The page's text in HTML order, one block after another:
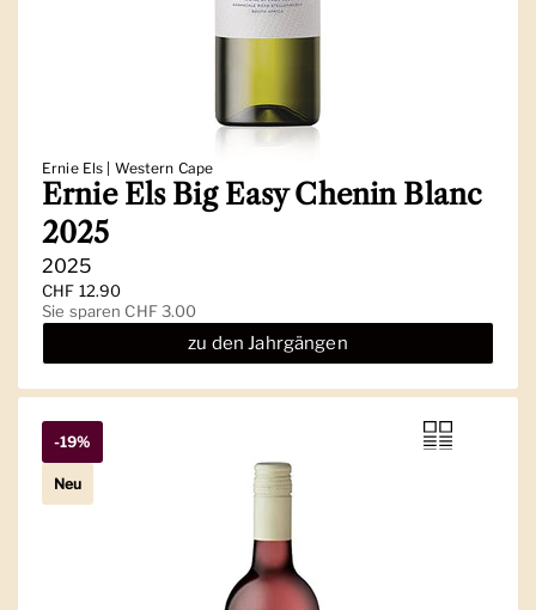
Ernie Els | Western Cape
Ernie Els Big Easy Chenin Blanc
2025
2025
Regulärer Preis
CHF 12.90
Sale-Preis
Sie sparen CHF 3.00
zu den Jahrgängen
-19%
Neu